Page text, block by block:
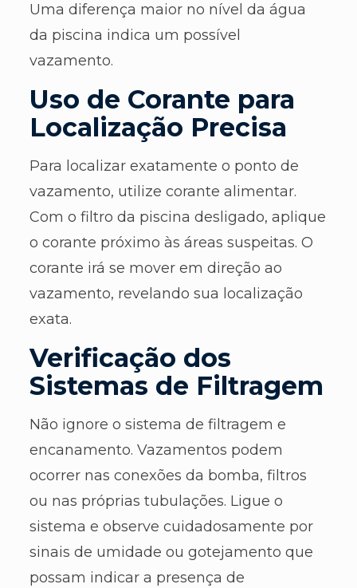
Uma diferença maior no nível da água
da piscina indica um possível
vazamento.
Uso de Corante para
Localização Precisa
Para localizar exatamente o ponto de
vazamento, utilize corante alimentar.
Com o filtro da piscina desligado, aplique
o corante próximo às áreas suspeitas. O
corante irá se mover em direção ao
vazamento, revelando sua localização
exata.
Verificação dos
Sistemas de Filtragem
Não ignore o sistema de filtragem e
encanamento. Vazamentos podem
ocorrer nas conexões da bomba, filtros
ou nas próprias tubulações. Ligue o
sistema e observe cuidadosamente por
sinais de umidade ou gotejamento que
possam indicar a presença de